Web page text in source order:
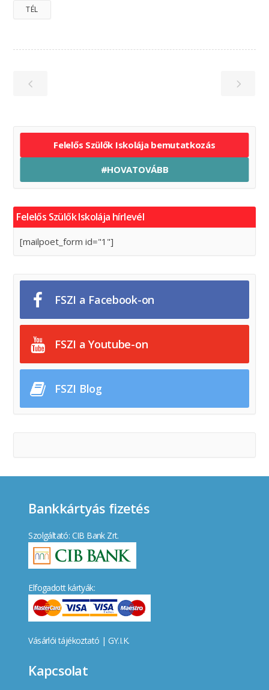
TÉL
Felelős Szülők Iskolája bemutatkozás
#HOVATOVÁBB
Felelős Szülők Iskolája hírlevél
[mailpoet_form id="1"]
FSZI a Facebook-on
FSZI a Youtube-on
FSZI Blog
Bankkártyás fizetés
Szolgáltató: CIB Bank Zrt.
Elfogadott kártyák:
Vásárlói tájékoztató | GY.I.K.
Kapcsolat